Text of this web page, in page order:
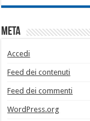
Meta
Accedi
Feed dei contenuti
Feed dei commenti
WordPress.org